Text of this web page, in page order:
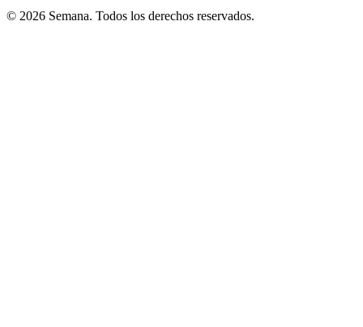
© 2026 Semana. Todos los derechos reservados.